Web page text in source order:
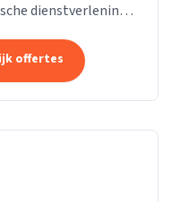
dienstverlening.
om elke klus,
offertes